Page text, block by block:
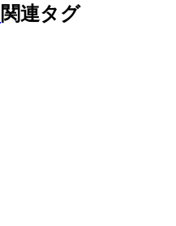
関連タグ